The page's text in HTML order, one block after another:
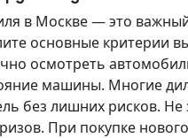
в Москве — это
основные критерии
осмотреть
машины. Многие
без лишних рисков.
При покупке